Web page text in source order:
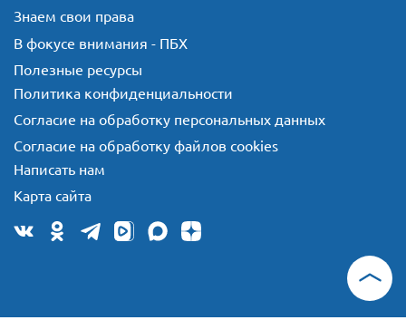
Знаем свои права
В фокусе внимания - ПБХ
Полезные ресурсы
Политика конфиденциальности
Согласие на обработку персональных данных
Согласие на обработку файлов cookies
Написать нам
Карта сайта